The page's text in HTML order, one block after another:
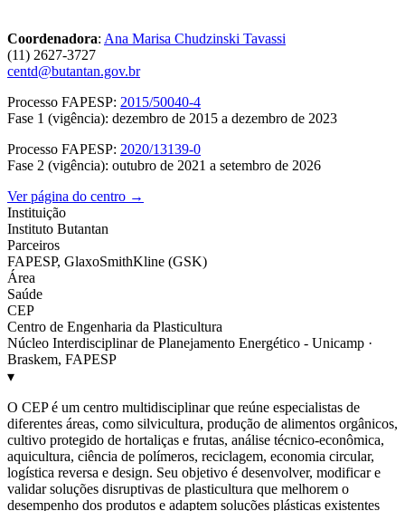
Coordenadora: Ana Marisa Chudzinski Tavassi
(11) 2627-3727
centd@butantan.gov.br
Processo FAPESP: 2015/50040-4
Fase 1 (vigência): dezembro de 2015 a dezembro de 2023
Processo FAPESP: 2020/13139-0
Fase 2 (vigência): outubro de 2021 a setembro de 2026
Ver página do centro →
Instituição
Instituto Butantan
Parceiros
FAPESP, GlaxoSmithKline (GSK)
Área
Saúde
CEP
Centro de Engenharia da Plasticultura
Núcleo Interdisciplinar de Planejamento Energético - Unicamp ·
Braskem, FAPESP
▾
O CEP é um centro multidisciplinar que reúne especialistas de
diferentes áreas, como silvicultura, produção de alimentos orgânicos,
cultivo protegido de hortaliças e frutas, análise técnico-econômica,
aquicultura, ciência de polímeros, reciclagem, economia circular,
logística reversa e design. Seu objetivo é desenvolver, modificar e
validar soluções disruptivas de plasticultura que melhorem o
desempenho dos produtos e adaptem soluções plásticas existentes